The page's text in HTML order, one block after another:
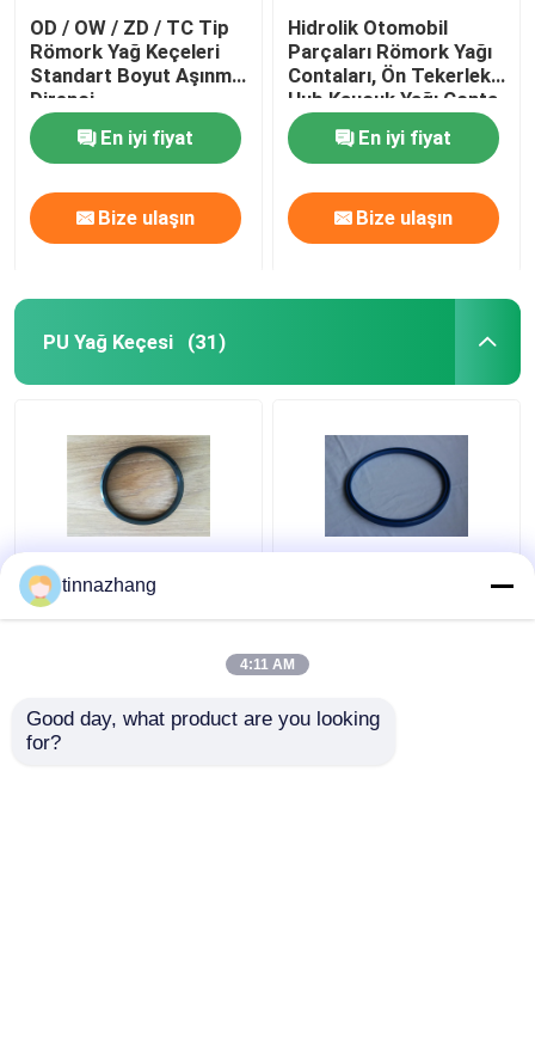
OD / OW / ZD / TC Tip
Römork Yağ Keçeleri
Standart Boyut Aşınma
Direnci
En iyi fiyat
Bize ulaşın
Hidrolik Otomobil
Parçaları Römork Yağı
Contaları, Ön Tekerlek
Hub Kauçuk Yağı Conta
Motor Araba Rulman
En iyi fiyat
Bize ulaşın
PU Yağ Keçesi (31)
Yırtılma Direnci Hidrolik
Dudak Keçesi, Dayanıklı
Piston Sızdırmazlığı
Solvent Direnci
tinnazhang
4:11 AM
Good day, what product are you looking
for?